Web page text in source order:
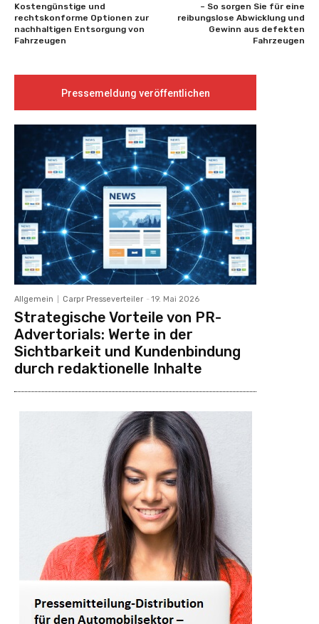
Kostengünstige und
rechtskonforme Optionen zur
nachhaltigen Entsorgung von
Fahrzeugen
– So sorgen Sie für eine
reibungslose Abwicklung und
Gewinn aus defekten
Fahrzeugen
Pressemeldung veröffentlichen
Allgemein Carpr Presseverteiler - 19. Mai 2026
Strategische Vorteile von PR-
Advertorials: Werte in der
Sichtbarkeit und Kundenbindung
durch redaktionelle Inhalte